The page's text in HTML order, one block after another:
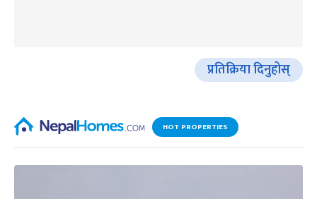
प्रतिक्रिया दिनुहोस्
HOT PROPERTIES